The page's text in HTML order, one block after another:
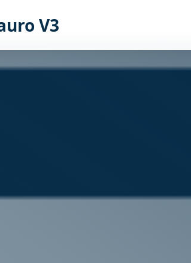
V3